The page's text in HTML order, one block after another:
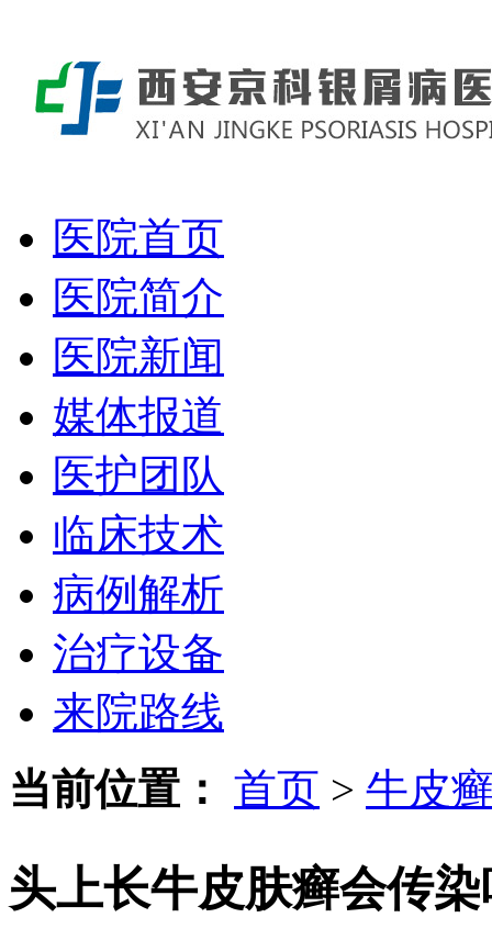
医院首页
医院简介
医院新闻
媒体报道
医护团队
临床技术
病例解析
治疗设备
来院路线
当前位置： 首页 > 牛皮
头上长牛皮肤癣会传染